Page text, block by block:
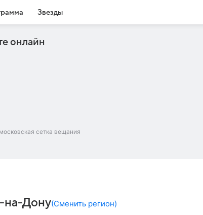
Звезды
онлайн
сетка вещания
на-Дону(Сменить регион)